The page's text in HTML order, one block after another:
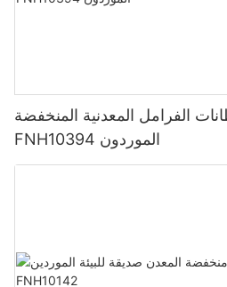
الفرامل المعدنية المنخفضة
FNH10394 الموردون